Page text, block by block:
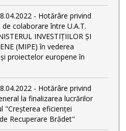
- Hotărâre privind
colaborare între U.A.T.
INVESTIȚIILOR ȘI
(MIPE) în vederea
proiectelor europene în
- Hotărâre privind
la finalizarea lucrărilor
"Creșterea eficienței
Recuperare Brădet"